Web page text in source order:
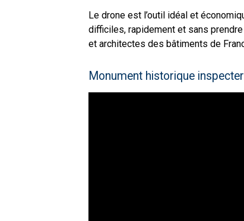
Le drone est l’outil idéal et
difficiles, rapidement et sans
et architectes des bâtiments de
Monument historique